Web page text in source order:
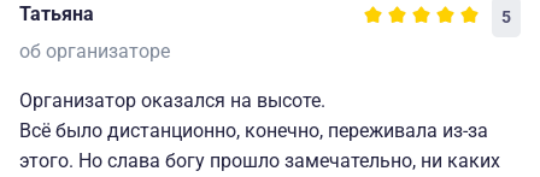
Татьяна 5
об организаторе
Организатор оказался на высоте.
Всё было дистанционно, конечно, переживала из-за
этого. Но слава богу прошло замечательно, ни каких